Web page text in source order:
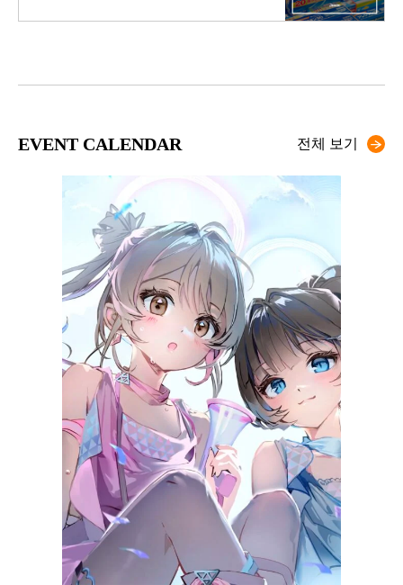
EVENT CALENDAR 전체 보기